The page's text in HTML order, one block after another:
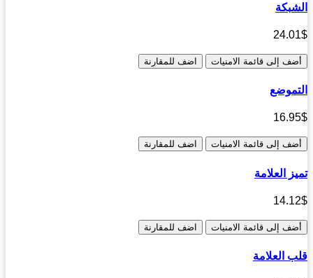
إلى قائمة الامنيات اضف للمقارنة
إلى قائمة الامنيات اضف للمقارنة
العلامة
إلى قائمة الامنيات اضف للمقارنة
العلامة